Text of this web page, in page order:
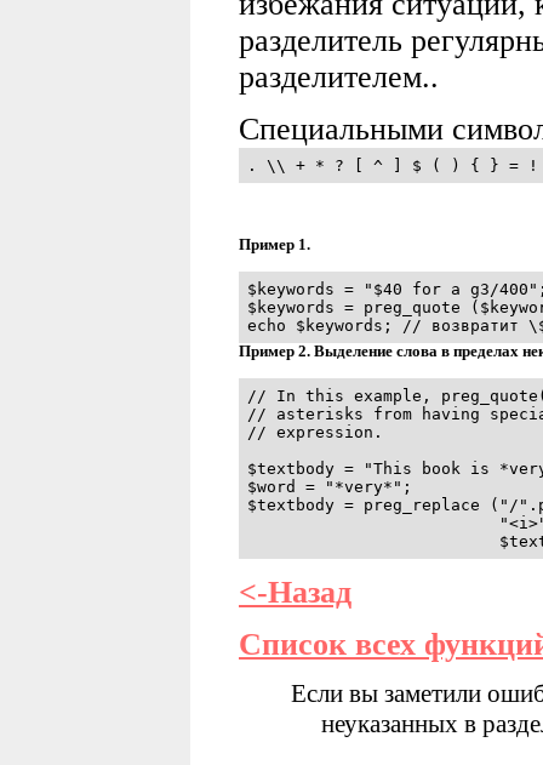
разделитель
разделителем..
Специальными
. \\ + * ? [ ^ ] $ ( ) { } = !
Пример 1.
$keywords = "$40 for a g3/
$keywords = preg_quote
echo $keywords; // возвратит
Пример 2. Выделение слова в пределах
// In this example,
// asterisks from having
// expression.
$textbody = "This book is
$word = "*very*";
$textbody = preg_replace ("/
<-Назад
Список всех
Если вы заметили
неуказанных в